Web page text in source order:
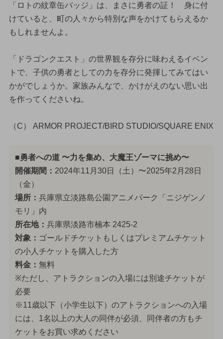
「ロトの紋章缶バッジ」は、まさに勇者の証！ 身に付
けていると、町の人々から特別な声をかけてもらえるか
もしれませんよ。
「ドラゴンクエスト」の世界観を存分に味わえるイベン
トで、子供の勇者としての力を存分に発揮してみてはい
かがでしょうか。家族みんなで、かけがえのない思い出
を作ってくださいね。
（C） ARMOR PROJECT/BIRD STUDIO/SQUARE ENIX
■勇者への道 〜力を集め、大魔王ゾーマに挑め〜
開催期間： 2024年11月30日（土）〜2025年2月28日
（金）
場所： 兵庫県立淡路島公園アニメパーク「ニジゲンノ
モリ」内
所在地： 兵庫県淡路市楠本 2425-2
対象： ゴールドチケットもしくはプレミアムチケット
の小人チケットを購入した方
料金： 無料
※ただし、アトラクションの入場には別途チケットが
必要
※11歳以下（小学生以下）のアトラクションへの入場
には、1名以上の大人の同伴が必須、同伴者の方もチ
ケットをお買い求めください